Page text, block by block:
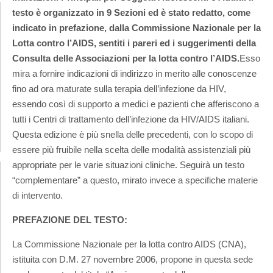
testo è organizzato in 9 Sezioni ed è stato redatto, come
indicato in prefazione, dalla Commissione Nazionale per la
Lotta contro l’AIDS, sentiti i pareri ed i suggerimenti della
Consulta delle Associazioni per la lotta contro l’AIDS.Esso
mira a fornire indicazioni di indirizzo in merito alle conoscenze
fino ad ora maturate sulla terapia dell’infezione da HIV,
essendo così di supporto a medici e pazienti che afferiscono a
tutti i Centri di trattamento dell’infezione da HIV/AIDS italiani.
Questa edizione è più snella delle precedenti, con lo scopo di
essere più fruibile nella scelta delle modalità assistenziali più
appropriate per le varie situazioni cliniche. Seguirà un testo
“complementare” a questo, mirato invece a specifiche materie
di intervento.
PREFAZIONE DEL TESTO:
La Commissione Nazionale per la lotta contro AIDS (CNA),
istituita con D.M. 27 novembre 2006, propone in questa sede